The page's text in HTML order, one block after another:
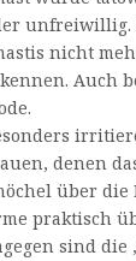
unfreiwillig.
nicht
Auch
denen
über die
praktisch
sind die